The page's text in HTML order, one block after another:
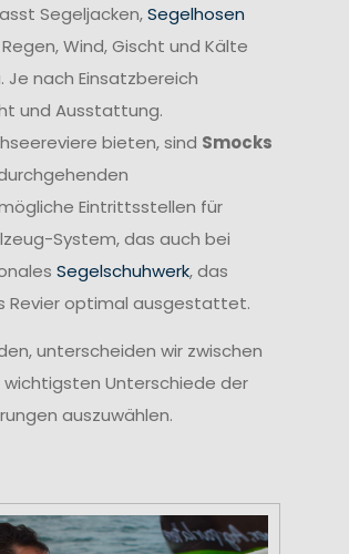
Segeljacken,Segelhosen
Wind, Gischt und Kälte
nach Einsatzbereich
und Ausstattung.
bieten, sind Smocks
Eintrittsstellen für
System, das auch bei
Segelschuhwerk, das
Revier optimal ausgestattet.
unterscheiden wir zwischen
Unterschiede der
auszuwählen.